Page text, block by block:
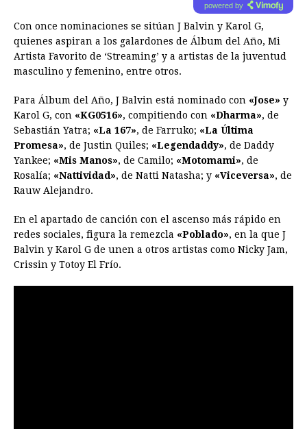
powered by
Con once nominaciones se sitúan J Balvin y Karol G,
quienes aspiran a los galardones de Álbum del Año, Mi
Artista Favorito de ‘Streaming’ y a artistas de la juventud
masculino y femenino, entre otros.
Para Álbum del Año, J Balvin está nominado con «Jose» y
Karol G, con «KG0516», compitiendo con «Dharma», de
Sebastián Yatra; «La 167», de Farruko; «La Última
Promesa», de Justin Quiles; «Legendaddy», de Daddy
Yankee; «Mis Manos», de Camilo; «Motomami», de
Rosalía; «Nattividad», de Natti Natasha; y «Viceversa», de
Rauw Alejandro.
En el apartado de canción con el ascenso más rápido en
redes sociales, figura la remezcla «Poblado», en la que J
Balvin y Karol G de unen a otros artistas como Nicky Jam,
Crissin y Totoy El Frío.